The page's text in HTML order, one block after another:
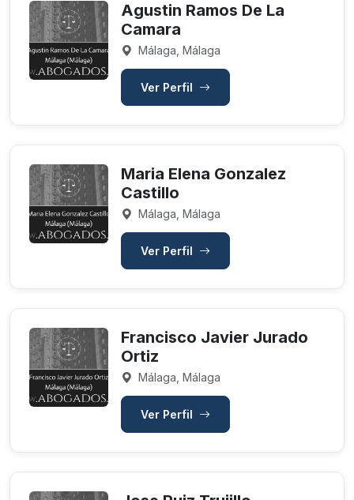
Agustin Ramos De La
Camara
Málaga, Málaga
Ver Perfil
Maria Elena Gonzalez
Castillo
Málaga, Málaga
Ver Perfil
Francisco Javier Jurado
Ortiz
Málaga, Málaga
Ver Perfil